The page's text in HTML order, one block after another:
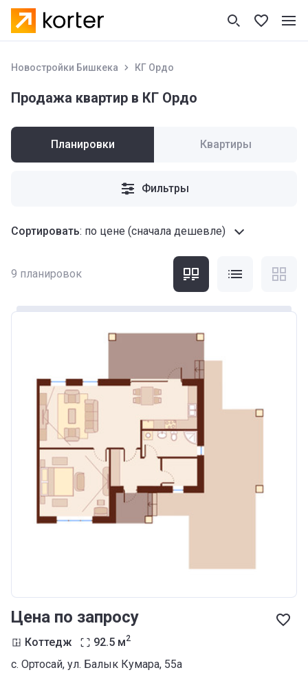
Новостройки Бишкека КГ Ордо
Продажа квартир в КГ Ордо
Планировки Квартиры
Фильтры
Сортировать: по цене (сначала дешевле)
9 планировок
Цена по запросу
Коттедж 92.5 м2
с. Ортосай, ул. Балык Кумара, 55а